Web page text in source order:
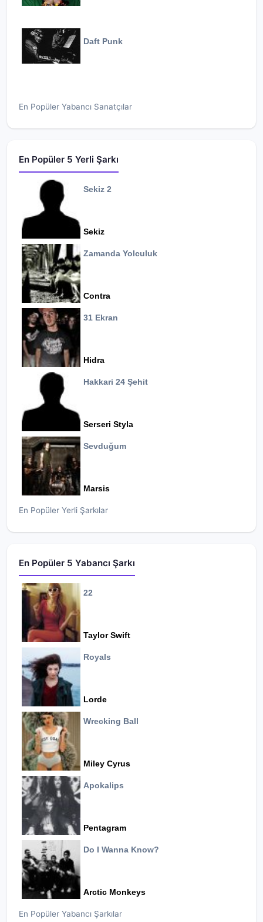
Daft Punk
En Popüler Yabancı Sanatçılar
En Popüler 5 Yerli Şarkı
Sekiz 2
Sekiz
Zamanda Yolculuk
Contra
31 Ekran
Hidra
Hakkari 24 Şehit
Serseri Styla
Sevduğum
Marsis
En Popüler Yerli Şarkılar
En Popüler 5 Yabancı Şarkı
22
Taylor Swift
Royals
Lorde
Wrecking Ball
Miley Cyrus
Apokalips
Pentagram
Do I Wanna Know?
Arctic Monkeys
En Popüler Yabancı Şarkılar